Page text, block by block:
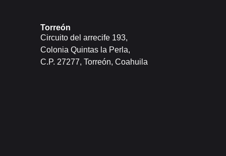
Torreón
Circuito del arrecife 193,
Colonia Quintas la Perla,
C.P. 27277, Torreón, Coahuila